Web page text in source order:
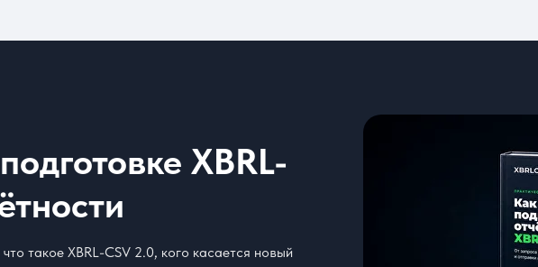
XBRL-
такое XBRL-CSV 2.0, кого касается новый